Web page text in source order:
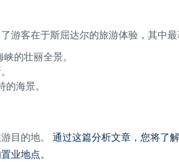
游客在于斯屈达尔的旅游体验，其中最
的壮丽全景。
海景。
游目的地。通过这篇分析文章，您将了
业地点。